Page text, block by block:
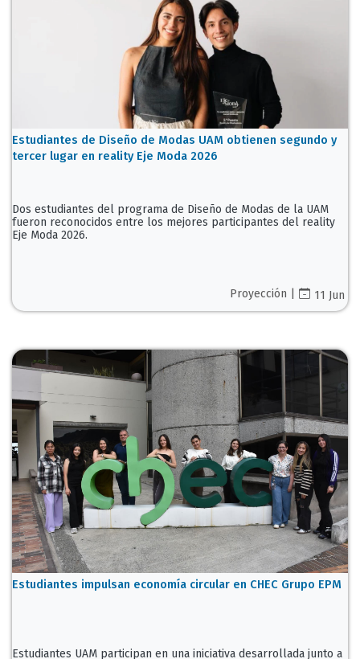
Estudiantes de Diseño de Modas UAM obtienen segundo y
tercer lugar en reality Eje Moda 2026
Dos estudiantes del programa de Diseño de Modas de la UAM
fueron reconocidos entre los mejores participantes del reality
Eje Moda 2026.
Proyección | 11 Jun
Estudiantes impulsan economía circular en CHEC Grupo EPM
Estudiantes UAM participan en una iniciativa desarrollada junto a